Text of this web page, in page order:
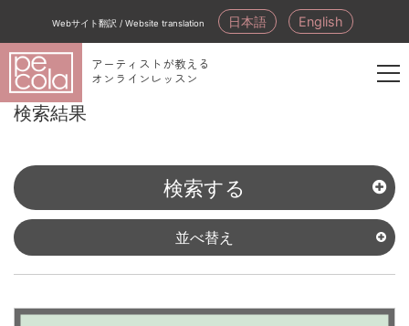
Webサイト翻訳 / Website translation 日本語 English
アーティストが教える
オンラインレッスン
員
登
録
検索結果
検索する
並べ替え